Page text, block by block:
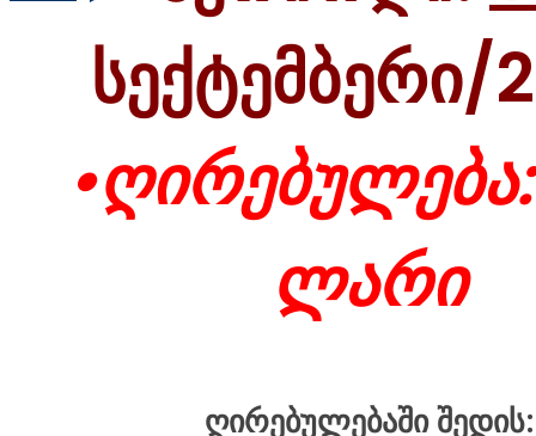
სექტემბერი/
ლარი
ღირებულებაში შედის: